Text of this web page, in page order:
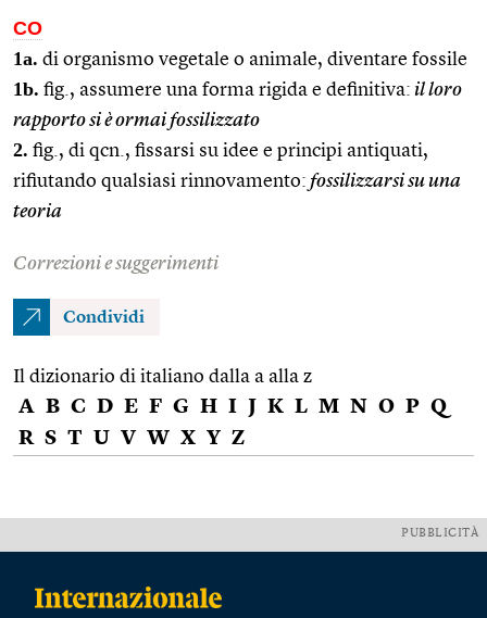
CO
1a. di organismo vegetale o animale, diventare fossile
1b. fig., assumere una forma rigida e definitiva: il loro
rapporto si è ormai fossilizzato
2. fig., di qcn., fissarsi su idee e principi antiquati,
rifiutando qualsiasi rinnovamento: fossilizzarsi su una
teoria
Correzioni e suggerimenti
Condividi
Il dizionario di italiano dalla a alla z
A B C D E F G H I J K L M N O P Q
R S T U V W X Y Z
PUBBLICITÀ